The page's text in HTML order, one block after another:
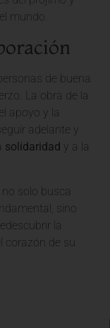
mundo.
de buena
La obra de la
apoyo y la
adelante y
solidaridad y a la
no solo busca
sino
la
corazón de su